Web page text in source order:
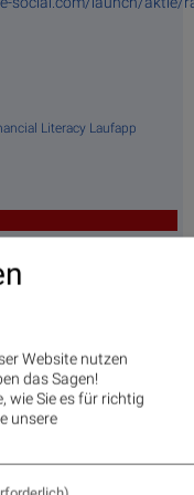
Literacy Laufapp
schwächer, Bajaj
Freunde und Rajiv
Flop
Rutsc
h der
Website nutzen
das Sagen!
wie Sie es für richtig
unsere